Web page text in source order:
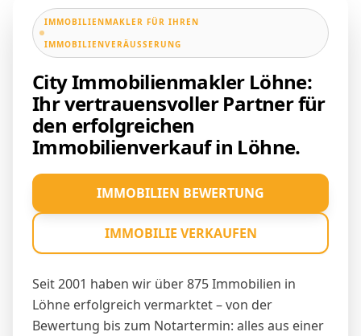
IMMOBILIENMAKLER FÜR IHREN
IMMOBILIENVERÄUSSERUNG
City Immobilienmakler Löhne:
Ihr vertrauensvoller Partner für
den erfolgreichen
Immobilienverkauf in Löhne.
Seit 2001 haben wir über 875 Immobilien in
Löhne erfolgreich vermarktet – von der
Bewertung bis zum Notartermin: alles aus einer
IMMOBILIEN BEWERTUNG
IMMOBILIE VERKAUFEN